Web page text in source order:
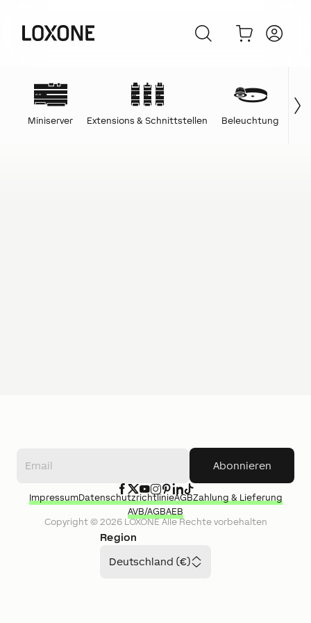
Miniserver Extensions & Schnittstellen Beleuchtung
Abonnieren
Region
Deutschland (€)
Copyright © 2026LOXONEAlle Rechte vorbehalten
ImpressumDatenschutzrichtlinieAGBZahlung & Lieferung
AVB/AGBAEB